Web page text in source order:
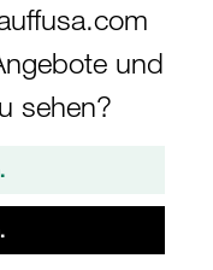
und
sehen?
Hohe Qualität
Biegen für Ihre